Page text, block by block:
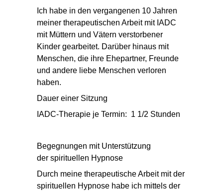
Ich habe in den vergangenen 10 Jahren
meiner therapeutischen Arbeit mit IADC
mit Müttern und Vätern verstorbener
Kinder gearbeitet. Darüber hinaus mit
Menschen, die ihre Ehepartner, Freunde
und andere liebe Menschen verloren
haben.
Dauer einer Sitzung
IADC-Therapie je Termin: 1 1/2 Stunden
Begegnungen mit Unterstützung
der spirituellen Hypnose
Durch meine therapeutische Arbeit mit der
spirituellen Hypnose habe ich mittels der